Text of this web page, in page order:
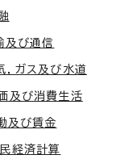
及び通信
ガス及び水道
及び消費生活
及び賃金
経済計算